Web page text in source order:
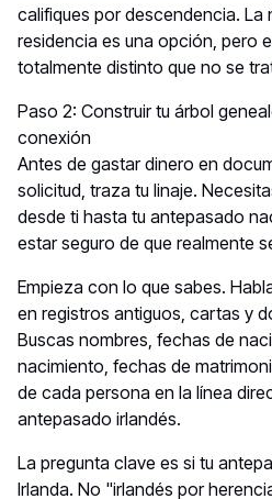
califiques por descendencia. La
residencia es una opción, pero
totalmente distinto que no se
Paso 2: Construir tu árbol
conexión
Antes de gastar dinero en
solicitud, traza tu linaje.
desde ti hasta tu antepasado
estar seguro de que realmente
Empieza con lo que sabes.
en registros antiguos, cartas y
Buscas nombres, fechas de
nacimiento, fechas de
de cada persona en la línea
antepasado irlandés.
La pregunta clave es si tu
Irlanda. No "irlandés por